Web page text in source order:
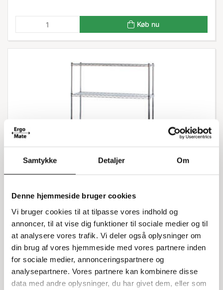
Samtykke Detaljer Om
Denne hjemmeside bruger cookies
Vi bruger cookies til at tilpasse vores indhold og
annoncer, til at vise dig funktioner til sociale medier og til
at analysere vores trafik. Vi deler også oplysninger om
din brug af vores hjemmeside med vores partnere inden
for sociale medier, annonceringspartnere og
analysepartnere. Vores partnere kan kombinere disse
data med andre oplysninger, du har givet dem, eller som
Køb nu
C058315520
Trådreol Wirefix 36x122x200 h cm
5 flytbare hylder
1.203,00 kr
1.503,75 kr inkl. moms